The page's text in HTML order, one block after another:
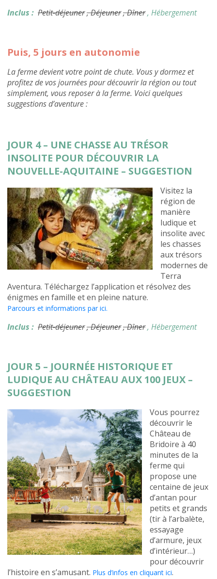
Inclus : Petit-déjeuner, Déjeuner, Dîner, Hébergement
Puis, 5 jours en autonomie
La ferme devient votre point de chute. Vous y dormez et
profitez de vos journées pour découvrir la région ou tout
simplement, vous reposer à la ferme. Voici quelques
suggestions d’aventure :
JOUR 4 – UNE CHASSE AU TRÉSOR
INSOLITE POUR DÉCOUVRIR LA
NOUVELLE-AQUITAINE – SUGGESTION
Visitez la
région de
manière
ludique et
insolite avec
les chasses
aux trésors
modernes de
Terra
Aventura. Téléchargez l’application et résolvez des
énigmes en famille et en pleine nature.
Parcours et informations par ici.
Inclus : Petit-déjeuner, Déjeuner, Dîner, Hébergement
JOUR 5 – JOURNÉE HISTORIQUE ET
LUDIQUE AU CHÂTEAU AUX 100 JEUX –
SUGGESTION
Vous pourrez
découvrir le
Château de
Bridoire à 40
minutes de la
ferme qui
propose une
centaine de jeux
d’antan pour
petits et grands
(tir à l’arbalète,
essayage
d’armure, jeux
d’intérieur…)
pour découvrir
l’histoire en s’amusant. Plus d’infos en cliquant ici.